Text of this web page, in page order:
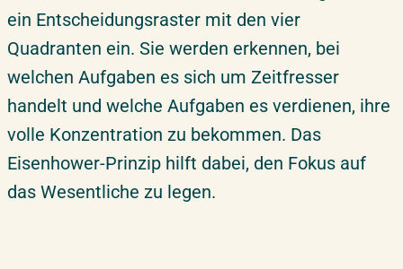
ein Entscheidungsraster mit den vier
Quadranten ein. Sie werden erkennen, bei
welchen Aufgaben es sich um Zeitfresser
handelt und welche Aufgaben es verdienen, ihre
volle Konzentration zu bekommen. Das
Eisenhower-Prinzip hilft dabei, den Fokus auf
das Wesentliche zu legen.